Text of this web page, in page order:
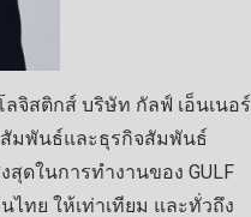
จิสติกส์ บริษัท กัลฟ์ เอ็นเนอร์
มพันธ์และธุรกิจสัมพันธ์
ดในการทำงานของ GULF
ทย ให้เท่าเทียม และทั่วถึง